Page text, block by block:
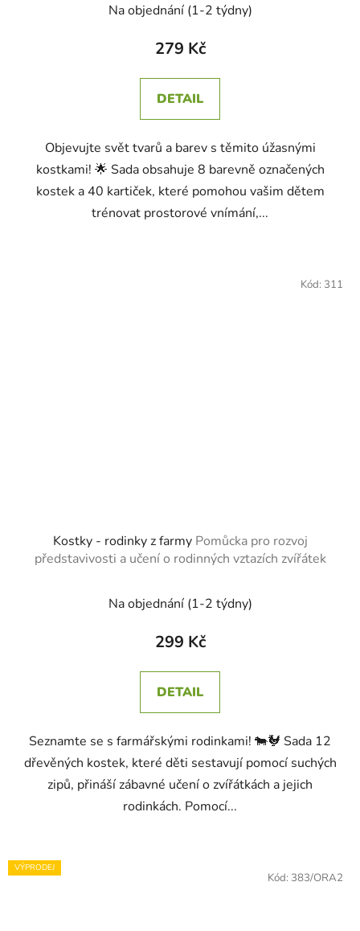
Na objednání (1-2 týdny)
279 Kč
DETAIL
Objevujte svět tvarů a barev s těmito úžasnými
kostkami! 🌟 Sada obsahuje 8 barevně označených
kostek a 40 kartiček, které pomohou vašim dětem
trénovat prostorové vnímání,...
Kostky - rodinky z farmy Pomůcka pro rozvoj
představivosti a učení o rodinných vztazích zvířátek
Na objednání (1-2 týdny)
299 Kč
DETAIL
Seznamte se s farmářskými rodinkami! 🐄🐓 Sada 12
dřevěných kostek, které děti sestavují pomocí suchých
zipů, přináší zábavné učení o zvířátkách a jejich
rodinkách. Pomocí...
Kód: 311
VÝPRODEJ
Kód: 383/ORA2